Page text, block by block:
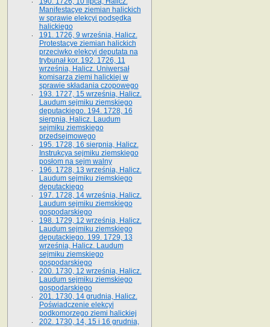
Manifestacye ziemian halickich
w sprawie elekcyi podsędka
halickiego
191. 1726, 9 września, Halicz.
Protestacye ziemian halickich
przeciwko elekcyi deputata na
trybunał kor. 192. 1726, 11
września, Halicz. Uniwersał
komisarza ziemi halickiej w
sprawie składania czopowego
193. 1727, 15 września, Halicz.
Laudum sejmiku ziemskiego
deputackiego. 194. 1728, 16
sierpnia, Halicz. Laudum
sejmiku ziemskiego
przedsejmowego
195. 1728, 16 sierpnia, Halicz.
Instrukcya sejmiku ziemskiego
posłom na sejm walny
196. 1728, 13 września, Halicz.
Laudum sejmiku ziemskiego
deputackiego
197. 1728, 14 września, Halicz.
Laudum sejmiku ziemskiego
gospodarskiego
198. 1729, 12 września, Halicz.
Laudum sejmiku ziemskiego
deputackiego. 199. 1729, 13
września, Halicz. Laudum
sejmiku ziemskiego
gospodarskiego
200. 1730, 12 września, Halicz.
Laudum sejmiku ziemskiego
gospodarskiego
201. 1730, 14 grudnia, Halicz.
Poświadczenie elekcyi
podkomorzego ziemi halickiej
202. 1730, 14, 15 i 16 grudnia,